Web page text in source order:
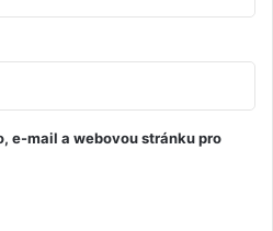
e-mail a webovou stránku pro